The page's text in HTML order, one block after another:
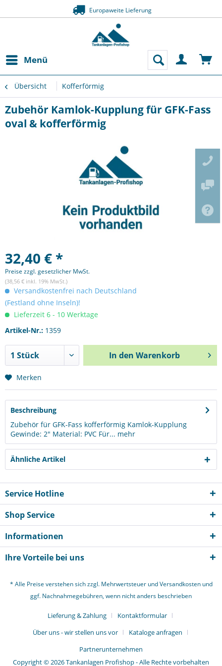
Europaweite Lieferung
Menü
Übersicht Kofferförmig
Zubehör Kamlok-Kupplung für GFK-Fass
oval & kofferförmig
32,40 € *
Preise zzgl. gesetzlicher MwSt.
(38,56 € inkl. 19% MwSt.)
Versandkostenfrei nach Deutschland
(Festland ohne Inseln)!
Lieferzeit 6 - 10 Werktage
Artikel-Nr.: 1359
In den Warenkorb
Merken
Beschreibung
Zubehör für GFK-Fass kofferförmig Kamlok-Kupplung
Gewinde: 2" Material: PVC Für... mehr
Ähnliche Artikel
Service Hotline
Shop Service
Informationen
Ihre Vorteile bei uns
* Alle Preise verstehen sich zzgl. Mehrwertsteuer undVersandkostenund
ggf. Nachnahmegebühren, wenn nicht anders beschrieben
Lieferung & Zahlung
Kontaktformular
Über uns - wir stellen uns vor
Kataloge anfragen
Partnerunternehmen
Copyright © 2026 Tankanlagen Profishop - Alle Rechte vorbehalten